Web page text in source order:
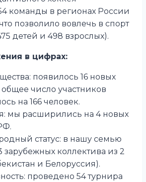
команды в регионах России
позволило вовлечь в спорт
детей и 498 взрослых).
в цифрах:
появилось 16 новых
число участников
на 166 человек.
мы расширились на 4 новых
статус: в нашу семью
зарубежных коллектива из 2
и Белоруссия).
проведено 54 турнира